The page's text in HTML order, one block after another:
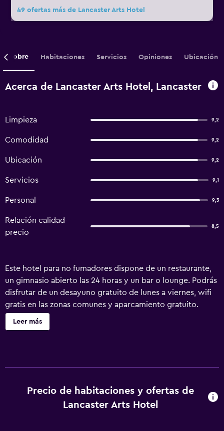
49 ofertas más de Lancaster Arts Hotel
Sobre Habitaciones Servicios Opiniones Ubicación
Acerca de Lancaster Arts Hotel, Lancaster
Limpieza 9,2
Comodidad 9,2
Ubicación 9,2
Servicios 9,1
Personal 9,3
Relación calidad-
precio
8,5
Este hotel para no fumadores dispone de un restaurante,
un gimnasio abierto las 24 horas y un bar o lounge. Podrás
disfrutar de un desayuno gratuito de lunes a viernes, wifi
gratis en las zonas comunes y aparcamiento gratuito.
Otras instalaciones incluyen un centro de negocios
disponible las 24 horas, una zona para conferencias y
alta calidad. Se ofrece televisión por cable con canales de
suscripción. Los baños están equipados con bañera y
Leer más
Precio de habitaciones y ofertas de
Lancaster Arts Hotel